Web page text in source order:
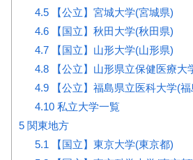
4.5【公立】宮城大学(宮城県)
4.6【国立】秋田大学(秋田県)
4.7【国立】山形大学(山形県)
4.8【公立】山形県立保健医療大
4.9【公立】福島県立医科大学(福
4.10私立大学一覧
5 関東地方
5.1 【国立】東京大学(東京都)